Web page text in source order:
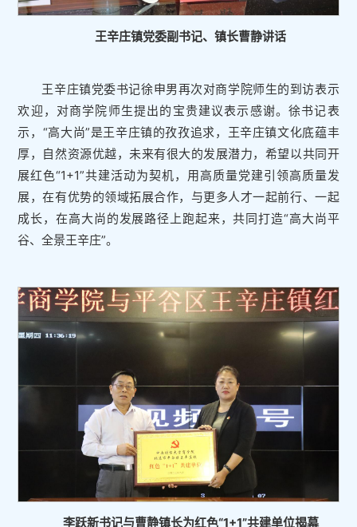
王辛庄镇党委副书记、镇长曹静讲话
王辛庄镇党委书记徐申男再次对商学院师生的到访表示
欢迎，对商学院师生提出的宝贵建议表示感谢。徐书记表
示，“高大尚”是王辛庄镇的孜孜追求，王辛庄镇文化底蕴丰
厚，自然资源优越，未来有很大的发展潜力，希望以共同开
展红色“1+1”共建活动为契机，用高质量党建引领高质量发
展，在有优势的领域拓展合作，与更多人才一起前行、一起
成长，在高大尚的发展路径上跑起来，共同打造“高大尚平
谷、全景王辛庄”。
李跃新书记与曹静镇长为红色“1+1”共建单位揭幕